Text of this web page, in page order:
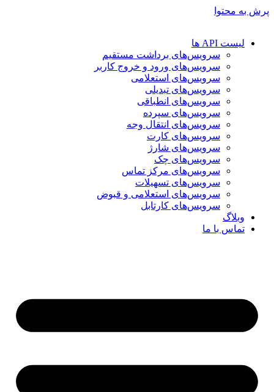
پرش به محتوا
لیست API ها
سرویس‌های برداشت مستقیم
سرویس‌های ورود و خروج کاربر
سرویس‌های استعلامی
سرویس‌های تبدیلی
سرویس‌های انطباقی
سرویس‌های سپرده
سرویس‌های انتقال وجه
سرویس‌های کارت
سرویس‌های شارژ
سرویس‌های چک
سرویس‌های مرکز تماس
سرویس‌های تسهیلات
سرویس‌های استعلامی و قبوض
سرویس‌های کارتابل
وبلاگ
تماس با ما